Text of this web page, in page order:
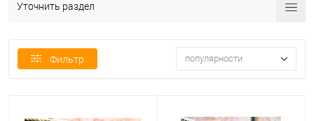
Уточнить раздел
Фильтр популярности